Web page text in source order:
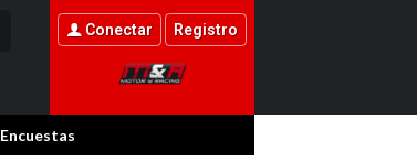
Conectar Registro
Encuestas